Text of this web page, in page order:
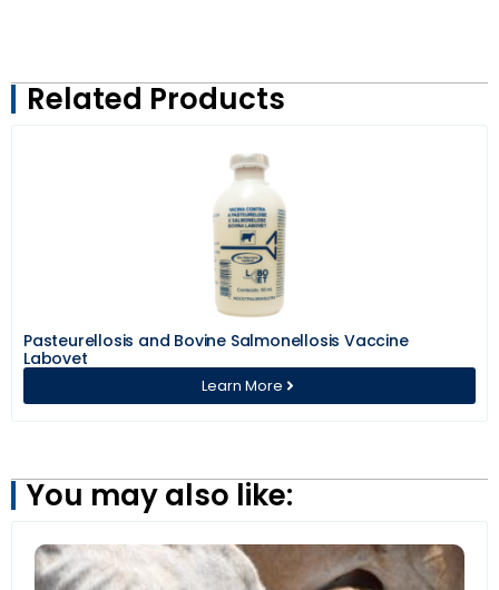
Related Products
Learn More
Pasteurellosis and Bovine Salmonellosis Vaccine
Labovet
You may also like: